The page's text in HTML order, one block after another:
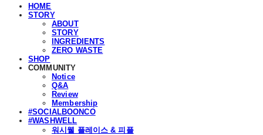
HOME
STORY
ABOUT
STORY
INGREDIENTS
ZERO WASTE
SHOP
COMMUNITY
Notice
Q&A
Review
Membership
#SOCIALBOONCO
#WASHWELL
워시웰 플레이스 & 피플